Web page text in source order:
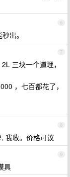
6
出。
7
三块一个道理，
，七百都花了，
8
我收。价格可议
9
具